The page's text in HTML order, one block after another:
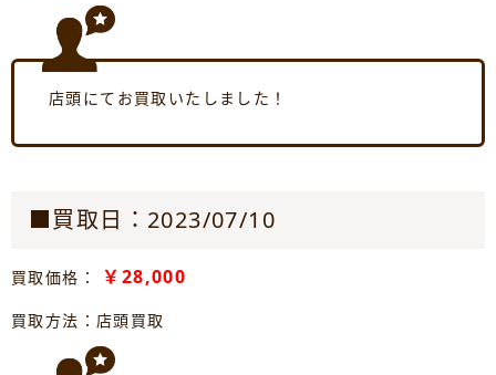
店頭にてお買取いたしました！
■買取日：2023/07/10
買取価格： ￥28,000
買取方法：店頭買取